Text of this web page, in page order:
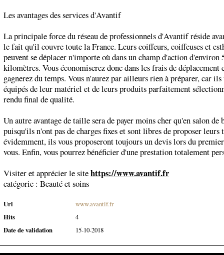
Les avantages des services d'Avantif
La principale force du réseau de professionnels d'Avantif réside
le fait qu'il couvre toute la France. Leurs coiffeurs, coiffeuses et
peuvent se déplacer n'importe où dans un champ d'action d'environ
kilomètres. Vous économiserez donc dans les frais de déplacement
gagnerez du temps. Vous n'aurez par ailleurs rien à préparer, car
équipés de leur matériel et de leurs produits parfaitement
rendu final de qualité.
Un autre avantage de taille sera de payer moins cher qu'en salon de
puisqu'ils n'ont pas de charges fixes et sont libres de proposer
évidemment, ils vous proposeront toujours un devis lors du
vous. Enfin, vous pourrez bénéficier d'une prestation totalement
Visiter et apprécier le sitehttps://www.avantif.fr
catégorie : Beauté et soins
Url
www.avantif.fr
Hits
4
Date de validation
15-10-2018